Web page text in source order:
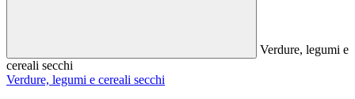
Verdure, legumi e
cereali secchi
Verdure, legumi e cereali secchi